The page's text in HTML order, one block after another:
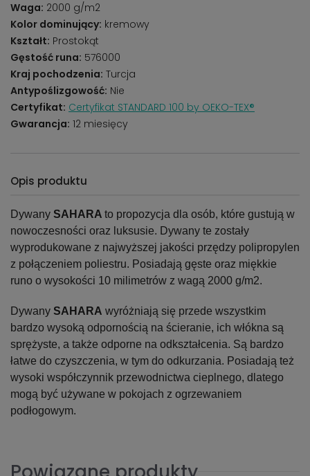
Waga: 2000 g/m2
Kolor dominujący: kremowy
Kształt: Prostokąt
Gęstość runa: 576000
Kraj pochodzenia: Turcja
Antypoślizgowość: Nie
Certyfikat: Certyfikat STANDARD 100 by OEKO-TEX®
Gwarancja: 12 miesięcy
Opis produktu
Dywany SAHARA to propozycja dla osób, które gustują w
nowoczesności oraz luksusie. Dywany te zostały
wyprodukowane z najwyższej jakości przędzy polipropylen
z połączeniem poliestru. Posiadają gęste oraz miękkie
runo o wysokości 10 milimetrów z wagą 2000 g/m2.
Dywany SAHARA wyróżniają się przede wszystkim
bardzo wysoką odpornością na ścieranie, ich włókna są
sprężyste, a także odporne na odkształcenia. Są bardzo
łatwe do czyszczenia, w tym do odkurzania. Posiadają też
wysoki współczynnik przewodnictwa cieplnego, dlatego
mogą być używane w pokojach z ogrzewaniem
podłogowym.